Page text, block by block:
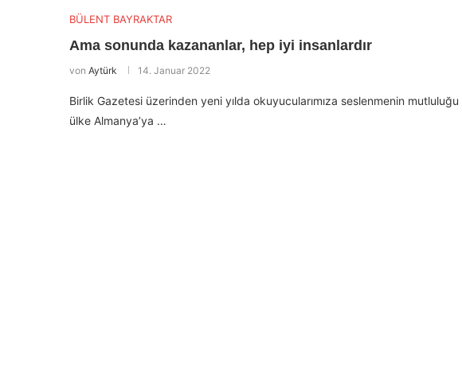
BÜLENT BAYRAKTAR
Ama sonunda kazananlar, hep iyi insanlardır
von Aytürk 14. Januar 2022
Birlik Gazetesi üzerinden yeni yılda okuyucularımıza seslenmenin
ülke Almanya’ya …